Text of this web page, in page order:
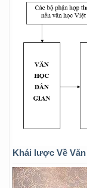
Khái lược Về